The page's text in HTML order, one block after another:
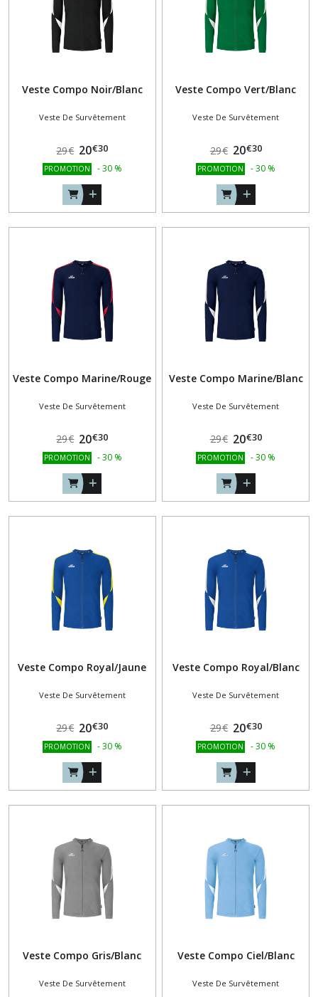
Veste Compo Noir/Blanc
Veste De Survêtement
29€ 20€30
PROMOTION -30 %
Veste Compo Vert/Blanc
Veste De Survêtement
29€ 20€30
PROMOTION -30 %
Veste Compo Marine/Rouge
Veste De Survêtement
29€ 20€30
PROMOTION -30 %
Veste Compo Marine/Blanc
Veste De Survêtement
29€ 20€30
PROMOTION -30 %
Veste Compo Royal/Jaune
Veste De Survêtement
29€ 20€30
PROMOTION -30 %
Veste Compo Royal/Blanc
Veste De Survêtement
29€ 20€30
PROMOTION -30 %
Veste Compo Gris/Blanc
Veste De Survêtement
Veste Compo Ciel/Blanc
Veste De Survêtement